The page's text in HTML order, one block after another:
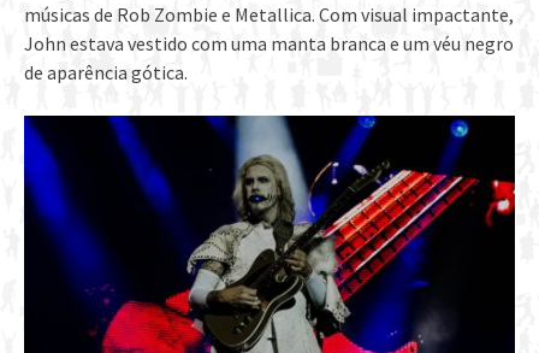
músicas de Rob Zombie e Metallica. Com visual impactante,
John estava vestido com uma manta branca e um véu negro
de aparência gótica.